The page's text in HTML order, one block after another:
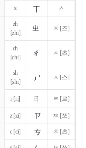
x ㅅ
zh
[zhi]
ㅈ [즈]
ch
[chi]
ㅊ [츠]
sh
[shi]
ㅅ [스]
r [ri] ㄖ ㄹ [르]
z [zi] ㅉ [쯔]
c [ci] ㅊ [츠]